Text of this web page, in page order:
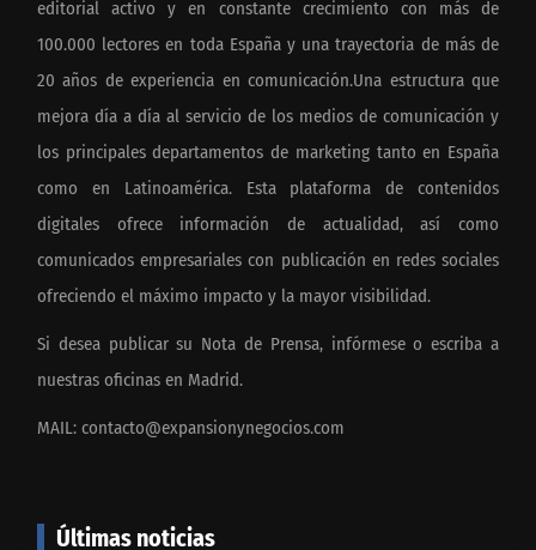
editorial activo y en constante crecimiento con más de
100.000 lectores en toda España y una trayectoria de más de
20 años de experiencia en comunicación.Una estructura que
mejora día a día al servicio de los medios de comunicación y
los principales departamentos de marketing tanto en España
como en Latinoamérica. Esta plataforma de contenidos
digitales ofrece información de actualidad, así como
comunicados empresariales con publicación en redes sociales
ofreciendo el máximo impacto y la mayor visibilidad.
Si desea publicar su Nota de Prensa, infórmese o escriba a
nuestras oficinas en Madrid.
MAIL: contacto@expansionynegocios.com
Últimas noticias